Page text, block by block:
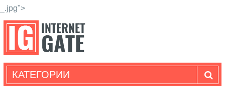
_.jpg">
КАТЕГОРИИ